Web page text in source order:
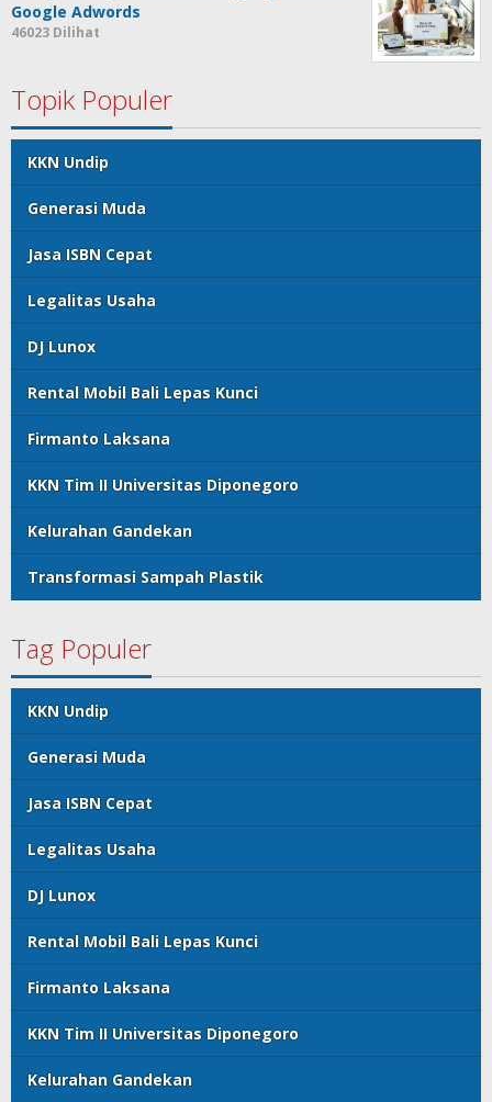
Google Adwords
46023 Dilihat
Topik Populer
KKN Undip
Generasi Muda
Jasa ISBN Cepat
Legalitas Usaha
DJ Lunox
Rental Mobil Bali Lepas Kunci
Firmanto Laksana
KKN Tim II Universitas Diponegoro
Kelurahan Gandekan
Transformasi Sampah Plastik
Tag Populer
KKN Undip
Generasi Muda
Jasa ISBN Cepat
Legalitas Usaha
DJ Lunox
Rental Mobil Bali Lepas Kunci
Firmanto Laksana
KKN Tim II Universitas Diponegoro
Kelurahan Gandekan